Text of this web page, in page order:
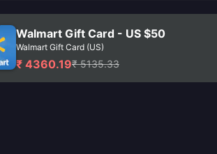
Walmart Gift Card - US $50
Walmart Gift Card (US)
₹ 4360.19₹ 5135.33